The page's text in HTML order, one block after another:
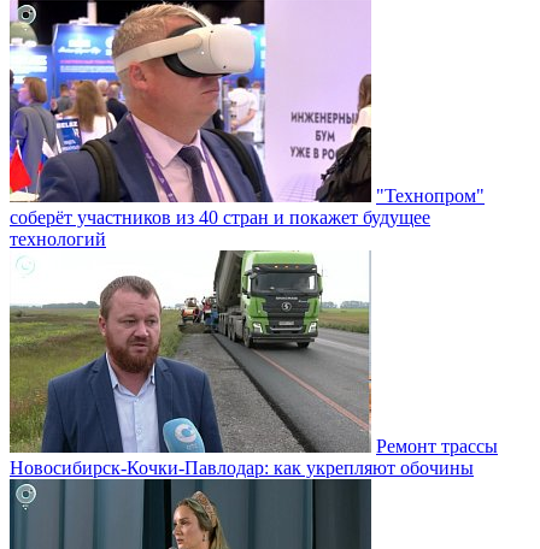
"Технопром"
соберёт участников из 40 стран и покажет будущее
технологий
Ремонт трассы
Новосибирск-Кочки-Павлодар: как укрепляют обочины